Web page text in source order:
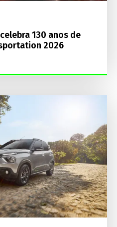
130 anos de
2026